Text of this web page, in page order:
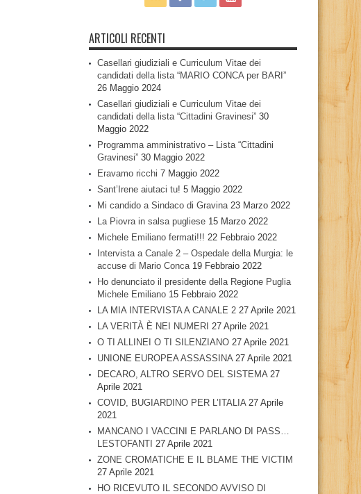
ARTICOLI RECENTI
Casellari giudiziali e Curriculum Vitae dei
candidati della lista “MARIO CONCA per BARI”
26 Maggio 2024
Casellari giudiziali e Curriculum Vitae dei
candidati della lista “Cittadini Gravinesi” 30
Maggio 2022
Programma amministrativo – Lista “Cittadini
Gravinesi” 30 Maggio 2022
Eravamo ricchi 7 Maggio 2022
Sant’Irene aiutaci tu! 5 Maggio 2022
Mi candido a Sindaco di Gravina 23 Marzo 2022
La Piovra in salsa pugliese 15 Marzo 2022
Michele Emiliano fermati!!! 22 Febbraio 2022
Intervista a Canale 2 – Ospedale della Murgia: le
accuse di Mario Conca 19 Febbraio 2022
Ho denunciato il presidente della Regione Puglia
Michele Emiliano 15 Febbraio 2022
LA MIA INTERVISTA A CANALE 2 27 Aprile 2021
LA VERITÀ È NEI NUMERI 27 Aprile 2021
O TI ALLINEI O TI SILENZIANO 27 Aprile 2021
UNIONE EUROPEA ASSASSINA 27 Aprile 2021
DECARO, ALTRO SERVO DEL SISTEMA 27
Aprile 2021
COVID, BUGIARDINO PER L’ITALIA 27 Aprile
2021
MANCANO I VACCINI E PARLANO DI PASS…
LESTOFANTI 27 Aprile 2021
ZONE CROMATICHE E IL BLAME THE VICTIM
27 Aprile 2021
HO RICEVUTO IL SECONDO AVVISO DI